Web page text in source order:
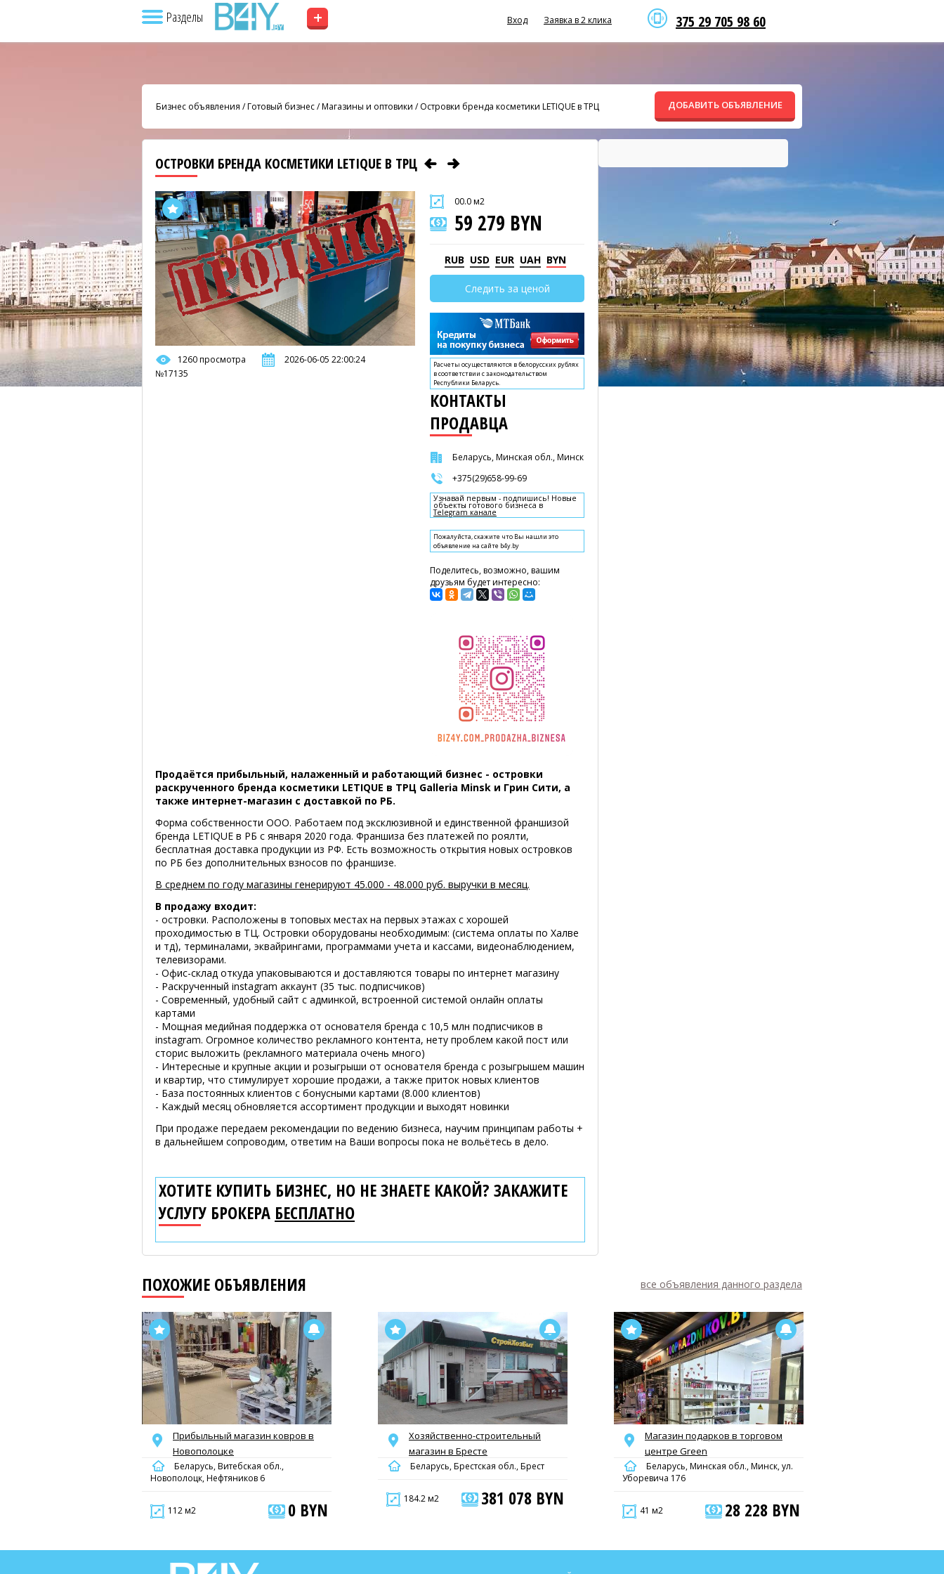
Разделы + 375 29 705 98 60
Вход Заявка в 2 клика
Бизнес объявления /Готовый бизнес/Магазины и оптовики /Островки бренда косметики LETIQUE в ТРЦ ДОБАВИТЬ ОБЪЯВЛЕНИЕ
ОСТРОВКИ БРЕНДА КОСМЕТИКИ LETIQUE В ТРЦ
1260 просмотра
2026-06-05 22:00:24
№17135
00.0 м2
59 279 BYN
RUB USD EUR UAH BYN
Следить за ценой
Расчеты осуществляются в белорусских рублях
в соответствии с законодательством
Республики Беларусь.
КОНТАКТЫ
ПРОДАВЦА
Беларусь, Минская обл., Минск
+375(29)658-99-69
Узнавай первым - подпишись! Новые
объекты готового бизнеса в
Telegram канале
Пожалуйста, скажите что Вы нашли это
объявление на сайте b4y.by
Поделитесь, возможно, вашим
друзьям будет интересно:
Продаётся прибыльный, налаженный и работающий бизнес - островки
раскрученного бренда косметики LETIQUE в ТРЦ Galleria Minsk и Грин Сити, а
также интернет-магазин с доставкой по РБ.
Форма собственности ООО. Работаем под эксклюзивной и единственной франшизой
бренда LETIQUE в РБ с января 2020 года. Франшиза без платежей по роялти,
бесплатная доставка продукции из РФ. Есть возможность открытия новых островков
по РБ без дополнительных взносов по франшизе.
В среднем по году магазины генерируют 45.000 - 48.000 руб. выручки в месяц.
В продажу входит:
- островки. Расположены в топовых местах на первых этажах с хорошей
проходимостью в ТЦ. Островки оборудованы необходимым: (система оплаты по Халве
и тд), терминалами, эквайрингами, программами учета и кассами, видеонаблюдением,
телевизорами.
- Офис-склад откуда упаковываются и доставляются товары по интернет магазину
- Раскрученный instagram аккаунт (35 тыс. подписчиков)
- Современный, удобный сайт с админкой, встроенной системой онлайн оплаты
картами
- Мощная медийная поддержка от основателя бренда с 10,5 млн подписчиков в
instagram. Огромное количество рекламного контента, нету проблем какой пост или
сторис выложить (рекламного материала очень много)
- Интересные и крупные акции и розыгрыши от основателя бренда с розыгрышем машин
и квартир, что стимулирует хорошие продажи, а также приток новых клиентов
- База постоянных клиентов с бонусными картами (8.000 клиентов)
- Каждый месяц обновляется ассортимент продукции и выходят новинки
При продаже передаем рекомендации по ведению бизнеса, научим принципам работы +
в дальнейшем сопроводим, ответим на Ваши вопросы пока не вольётесь в дело.
ХОТИТЕ КУПИТЬ БИЗНЕС, НО НЕ ЗНАЕТЕ КАКОЙ? ЗАКАЖИТЕ
УСЛУГУ БРОКЕРА БЕСПЛАТНО
ПОХОЖИЕ ОБЪЯВЛЕНИЯ все объявления данного раздела
Прибыльный магазин ковров в
Новополоцке
Беларусь, Витебская обл.,
Новополоцк, Нефтяников 6
112 м2 0 BYN
Хозяйственно-строительный
мaгaзин в Бресте
Беларусь, Брестская обл., Брест
184.2 м2 381 078 BYN
Магазин подарков в торговом
центре Green
Беларусь, Минская обл., Минск, ул.
Уборевича 176
41 м2 28 228 BYN